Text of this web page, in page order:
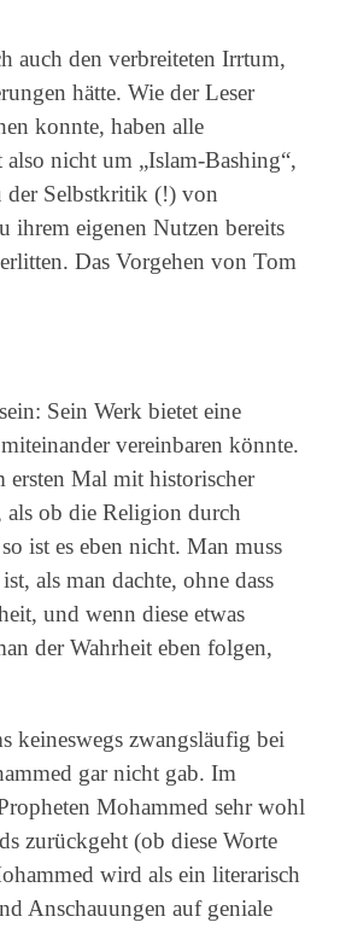
auch den verbreiteten Irrtum,
hätte. Wie der Leser
konnte, haben alle
nicht um „Islam-Bashing“,
der Selbstkritik (!) von
ihrem eigenen Nutzen bereits
Das Vorgehen von Tom
Sein Werk bietet eine
vereinbaren könnte.
Mal mit historischer
ob die Religion durch
ist es eben nicht. Man muss
als man dachte, ohne dass
und wenn diese etwas
der Wahrheit eben folgen,
keineswegs zwangsläufig bei
gar nicht gab. Im
Mohammed sehr wohl
zurückgeht (ob diese Worte
wird als ein literarisch
Anschauungen auf geniale